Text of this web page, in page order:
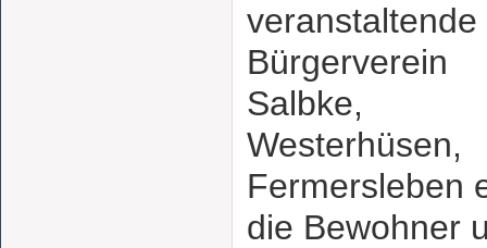
veranstaltende
Bürgerverein
Salbke,
Westerhüsen,
Fermersleben
die Bewohner